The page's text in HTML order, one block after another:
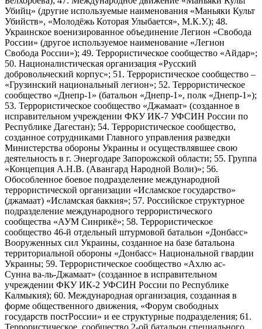
Убийц» (другие используемые наименования «Маньяки Культ
Убийств», «Молодёжь Которая Улыбается», М.К.У.); 48.
Украинское военизированное объединение Легион «Свобода
России» (другое используемое наименование «Легион
Свобода России»); 49. Террористическое сообщество «Айдар»;
50. Националистическая организация «Русский
добровольческий корпус»; 51. Террористическое сообщество –
«Грузинский национальный легион»; 52. Террористическое
сообщество «Днепр-1» (батальон «Днепр-1», полк «Днепр-1»);
53. Террористическое сообщество «Джамаат» (созданное в
исправительном учреждении ФКУ ИК-7 УФСИН России по
Республике Дагестан); 54. Террористическое сообщество,
созданное сотрудниками Главного управления разведки
Министерства обороны Украины и осуществлявшее свою
деятельность в г. Энергодаре Запорожской области; 55. Группа
«Концепция А.Н.В. (Авангард Народной Воли)»; 56.
Обособленное боевое подразделение международной
террористической организации «Исламское государство»
(джамаат) «Исламская баккия»; 57. Российское структурное
подразделение международного террористического
сообщества «АУМ Синрикё»; 58. Террористическое
сообщество 46-й отдельный штурмовой батальон «Донбасс»
Вооруженных сил Украины, созданное на базе батальона
территориальной обороны «Донбасс» Национальной гвардии
Украины; 59. Террористическое сообщество «Ахлю ас-
Сунна ва-ль-Джамаат» (созданное в исправительном
учреждении ФКУ ИК-2 УФСИН России по Республике
Калмыкия); 60. Международная организация, созданная в
форме общественного движения, «Форум свободных
государств постРоссии» и ее структурные подразделения; 61.
Террористическое сообщество 2-ой батальон специального